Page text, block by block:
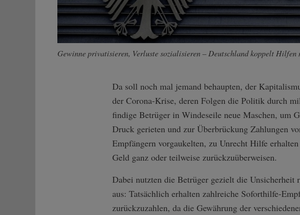
Gewinne privatisieren, Verluste sozialisieren – Deutschland koppelt
Da soll noch mal jemand behaupten, der
der Corona-Krise, deren Folgen die Politik durch
findige Betrüger in Windeseile neue Maschen, um
Druck gerieten und zur Überbrückung Zahlungen
Empfängern vorgaukelten, zu Unrecht Hilfe
Geld ganz oder teilweise zurückzuüberweisen.
Dabei nutzten die Betrüger gezielt die
aus: Tatsächlich erhalten zahlreiche Soforthilfe-
zurückzuzahlen, da die Gewährung der